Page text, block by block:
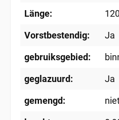
Länge:
Vorstbestendig: Ja
gebruiksgebied:
geglazuurd: Ja
gemengd: